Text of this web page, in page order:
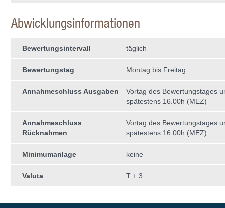
Abwicklungsinformationen
Bewertungsintervall täglich
Bewertungstag Montag bis Freitag
Annahmeschluss Ausgaben
Vortag des Bewertungstages
spätestens 16.00h (MEZ)
Annahmeschluss
Rücknahmen
Vortag des Bewertungstages
spätestens 16.00h (MEZ)
Minimumanlage keine
Valuta T + 3